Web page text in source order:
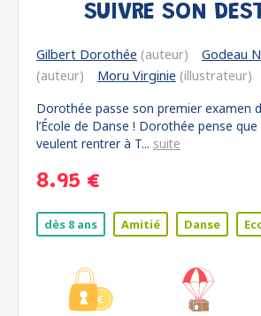
SUIVRE SON
Gilbert Dorothée (auteur)
Godeau
(auteur)
Moru Virginie (illustrateur)
Dorothée passe son premier examen
l’École de Danse ! Dorothée pense
veulent rentrer à T... suite
8.95 €
dès 8 ans Amitié Danse